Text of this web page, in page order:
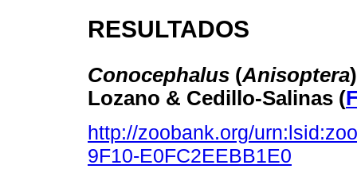
RESULTADOS
Conocephalus (Anisoptera
Lozano & Cedillo-Salinas (
http://zoobank.org/
9F10-E0FC2EEBB1E0